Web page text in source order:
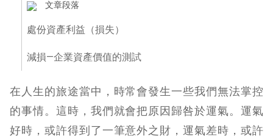
文章段落
處份資產利益（損失）
減損—企業資產價值的測試
在人生的旅途當中，時常會發生一些我們無法掌控
的事情。這時，我們就會把原因歸咎於運氣。運氣
好時，或許得到了一筆意外之財，運氣差時，或許